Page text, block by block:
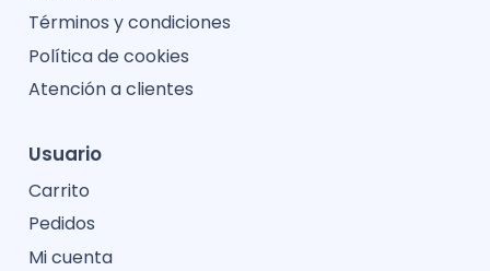
Términos y condiciones
Política de cookies
Atención a clientes
Usuario
Carrito
Pedidos
Mi cuenta